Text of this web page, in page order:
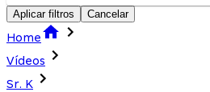
Aplicar filtros Cancelar
Home
Vídeos
Sr. K